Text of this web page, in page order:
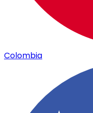
Colombia